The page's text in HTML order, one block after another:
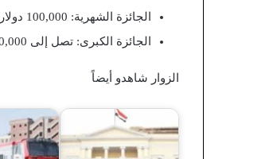
الجائزة الشهرية: 100,000 دولار.
الجائزة الكبرى: تصل إلى 1,000,000 دولار أو أكثر في بعض المواسم.
الزوار شاهدو أيضاً